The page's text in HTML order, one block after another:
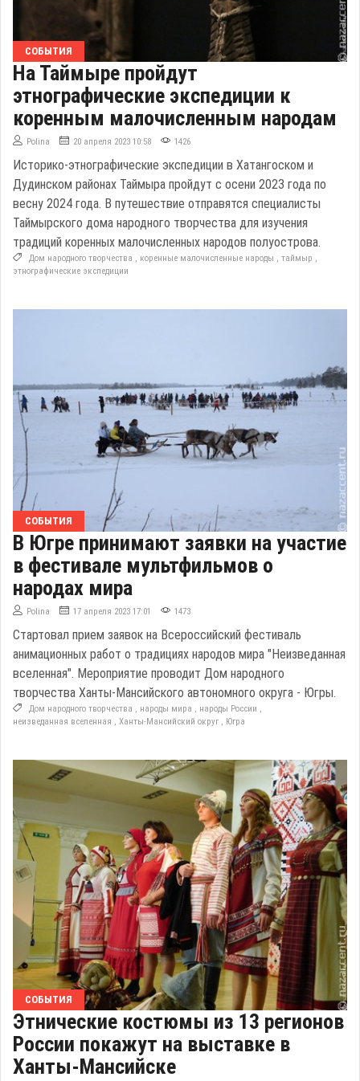
СОБЫТИЯ
На Таймыре пройдут
этнографические экспедиции к
коренным малочисленным народам
Polina 20 апреля 2023 10:58 1426
Историко-этнографические экспедиции в Хатангоском и
Дудинском районах Таймыра пройдут с осени 2023 года по
весну 2024 года. В путешествие отправятся специалисты
Таймырского дома народного творчества для изучения
традиций коренных малочисленных народов полуострова.
Дом народного творчества , коренные малочисленные народы , таймыр ,
этнографические экспедиции
СОБЫТИЯ
В Югре принимают заявки на участие
в фестивале мультфильмов о
народах мира
Polina 17 апреля 2023 17:01 1473
Стартовал прием заявок на Всероссийский фестиваль
анимационных работ о традициях народов мира "Неизведанная
вселенная". Мероприятие проводит Дом народного
творчества Ханты-Мансийского автономного округа - Югры.
Дом народного творчества , народы мира , народы России ,
неизведанная вселенная , Ханты-Мансийский округ , Югра
СОБЫТИЯ
Этнические костюмы из 13 регионов
России покажут на выставке в
Ханты-Мансийске